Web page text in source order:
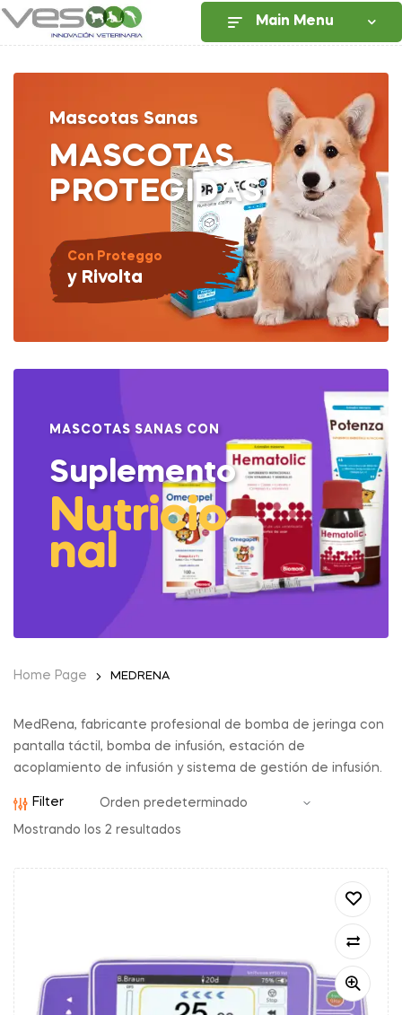
Main Menu
MASCOTAS
PROTEGIDAS
Mascotas Sanas
Con Proteggo
y Rivolta
MASCOTAS SANAS CON
Suplemento
Nutricio
nal
Home Page MEDRENA
MedRena, fabricante profesional de bomba de jeringa con
pantalla táctil, bomba de infusión, estación de
acoplamiento de infusión y sistema de gestión de infusión.
Filter
Mostrando los 2 resultados